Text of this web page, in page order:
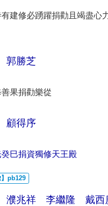
有建修必踴躍捐勸且竭盡心
郭勝芝
果捐勸樂從
顧得序
巳捐資獨修天王殿
濮兆祥 李繼隆 戴